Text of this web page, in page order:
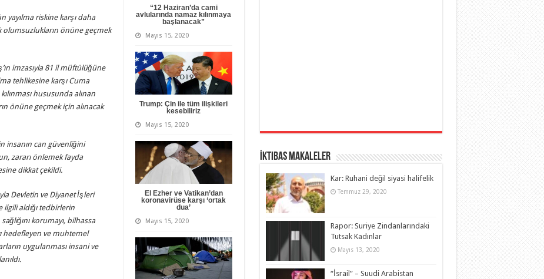
“12 Haziran’da cami
avlularında namaz kılınmaya
başlanacak”
Mayıs 15, 2020
Trump: Çin ile tüm ilişkileri
kesebiliriz
Mayıs 15, 2020
El Ezher ve Vatikan’dan
koronavirüse karşı ‘ortak
dua’
Mayıs 15, 2020
yayılma riskine karşı daha
olumsuzlukların önüne geçmek
imzasıyla 81 il müftülüğüne
tehlikesine karşı Cuma
hususunda alınan
önüne geçmek için alınacak
insanın can güvenliğini
zararı önlemek fayda
dikkat çekildi.
Devletin ve Diyanet İşleri
ilgili aldığı tedbirlerin
sağlığını korumayı, bilhassa
hedefleyen ve muhtemel
uygulanması insani ve
İktibas Makaleler
Kar: Ruhani değil siyasi halifelik
Temmuz 29, 2020
Rapor: Suriye Zindanlarındaki
Tutsak Kadınlar
Mayıs 13, 2020
“İsrail” – Suudi Arabistan